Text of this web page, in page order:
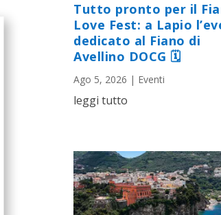
Tutto pronto per il
Love Fest: a Lapio
dedicato al Fiano di
Avellino DOCG 🗓
Ago 5, 2026 | Eventi
leggi tutto